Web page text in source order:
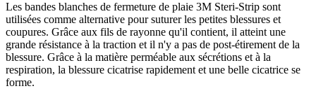
Les bandes blanches de fermeture de plaie 3M Steri-Strip sont
utilisées comme alternative pour suturer les petites blessures et
coupures. Grâce aux fils de rayonne qu'il contient, il atteint une
grande résistance à la traction et il n'y a pas de post-étirement de la
blessure. Grâce à la matière perméable aux sécrétions et à la
respiration, la blessure cicatrise rapidement et une belle cicatrice se
forme.